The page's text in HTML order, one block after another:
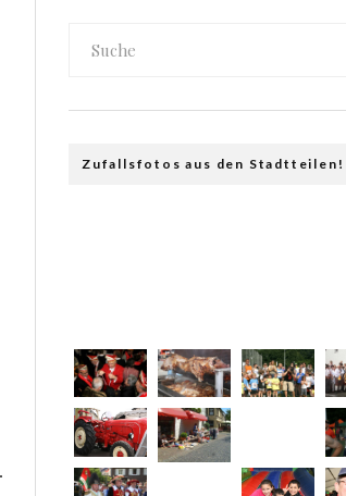
Zufallsfotos aus den Stadtteilen!